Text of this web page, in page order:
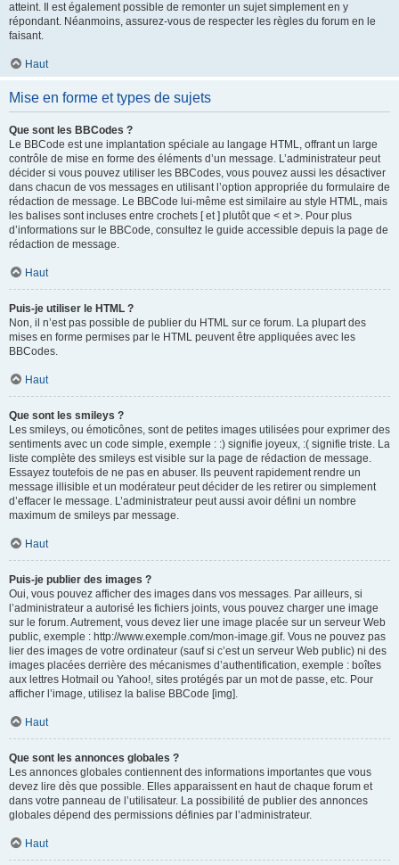
atteint. Il est également possible de remonter un sujet simplement en y
répondant. Néanmoins, assurez-vous de respecter les règles du forum en le
faisant.
Haut
Mise en forme et types de sujets
Que sont les BBCodes ?
Le BBCode est une implantation spéciale au langage HTML, offrant un large
contrôle de mise en forme des éléments d’un message. L’administrateur peut
décider si vous pouvez utiliser les BBCodes, vous pouvez aussi les désactiver
dans chacun de vos messages en utilisant l’option appropriée du formulaire de
rédaction de message. Le BBCode lui-même est similaire au style HTML, mais
les balises sont incluses entre crochets [ et ] plutôt que < et >. Pour plus
d’informations sur le BBCode, consultez le guide accessible depuis la page de
rédaction de message.
Haut
Puis-je utiliser le HTML ?
Non, il n’est pas possible de publier du HTML sur ce forum. La plupart des
mises en forme permises par le HTML peuvent être appliquées avec les
BBCodes.
Haut
Que sont les smileys ?
Les smileys, ou émoticônes, sont de petites images utilisées pour exprimer des
sentiments avec un code simple, exemple : :) signifie joyeux, :( signifie triste. La
liste complète des smileys est visible sur la page de rédaction de message.
Essayez toutefois de ne pas en abuser. Ils peuvent rapidement rendre un
message illisible et un modérateur peut décider de les retirer ou simplement
d’effacer le message. L’administrateur peut aussi avoir défini un nombre
maximum de smileys par message.
Haut
Puis-je publier des images ?
Oui, vous pouvez afficher des images dans vos messages. Par ailleurs, si
l’administrateur a autorisé les fichiers joints, vous pouvez charger une image
sur le forum. Autrement, vous devez lier une image placée sur un serveur Web
public, exemple : http://www.exemple.com/mon-image.gif. Vous ne pouvez pas
lier des images de votre ordinateur (sauf si c’est un serveur Web public) ni des
images placées derrière des mécanismes d’authentification, exemple : boîtes
aux lettres Hotmail ou Yahoo!, sites protégés par un mot de passe, etc. Pour
afficher l’image, utilisez la balise BBCode [img].
Haut
Que sont les annonces globales ?
Les annonces globales contiennent des informations importantes que vous
devez lire dès que possible. Elles apparaissent en haut de chaque forum et
dans votre panneau de l’utilisateur. La possibilité de publier des annonces
globales dépend des permissions définies par l’administrateur.
Haut